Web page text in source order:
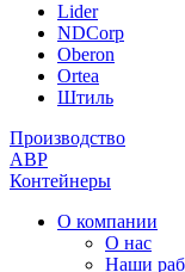
Lider
NDCorp
Oberon
Ortea
Штиль
Производство
АВР
Контейнеры
О компании
О нас
Наши